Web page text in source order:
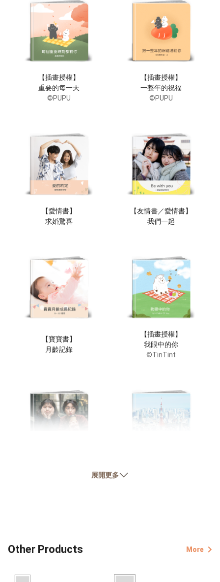
【插畫授權】
重要的每一天
©PUPU
【插畫授權】
一整年的祝福
©PUPU
【愛情書】
求婚驚喜
【友情書／愛情書】
我們一起
【寶寶書】
月齡記錄
【插畫授權】
我眼中的你
©TinTint
展開更多
Other Products More